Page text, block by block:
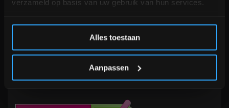
verzameld op basis van uw gebruik van hun services.
Alles toestaan
Aanpassen
+31 (0)24 645 1309
Inschrijven
*Verzendkosten vallen buiten de korting